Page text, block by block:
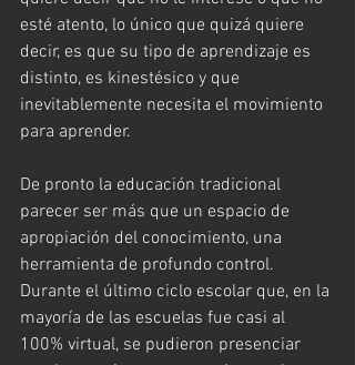
esté atento, lo único que quizá quiere
decir, es que su tipo de aprendizaje es
distinto, es kinestésico y que
inevitablemente necesita el movimiento
para aprender.
De pronto la educación tradicional
parecer ser más que un espacio de
apropiación del conocimiento, una
herramienta de profundo control.
Durante el último ciclo escolar que, en la
mayoría de las escuelas fue casi al
100% virtual, se pudieron presenciar